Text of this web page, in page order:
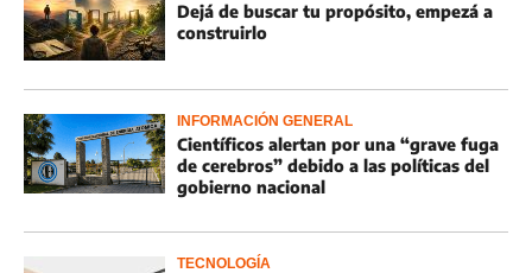
Dejá de buscar tu propósito, empezá a
construirlo
INFORMACIÓN GENERAL
Científicos alertan por una “grave fuga
de cerebros” debido a las políticas del
gobierno nacional
TECNOLOGÍA